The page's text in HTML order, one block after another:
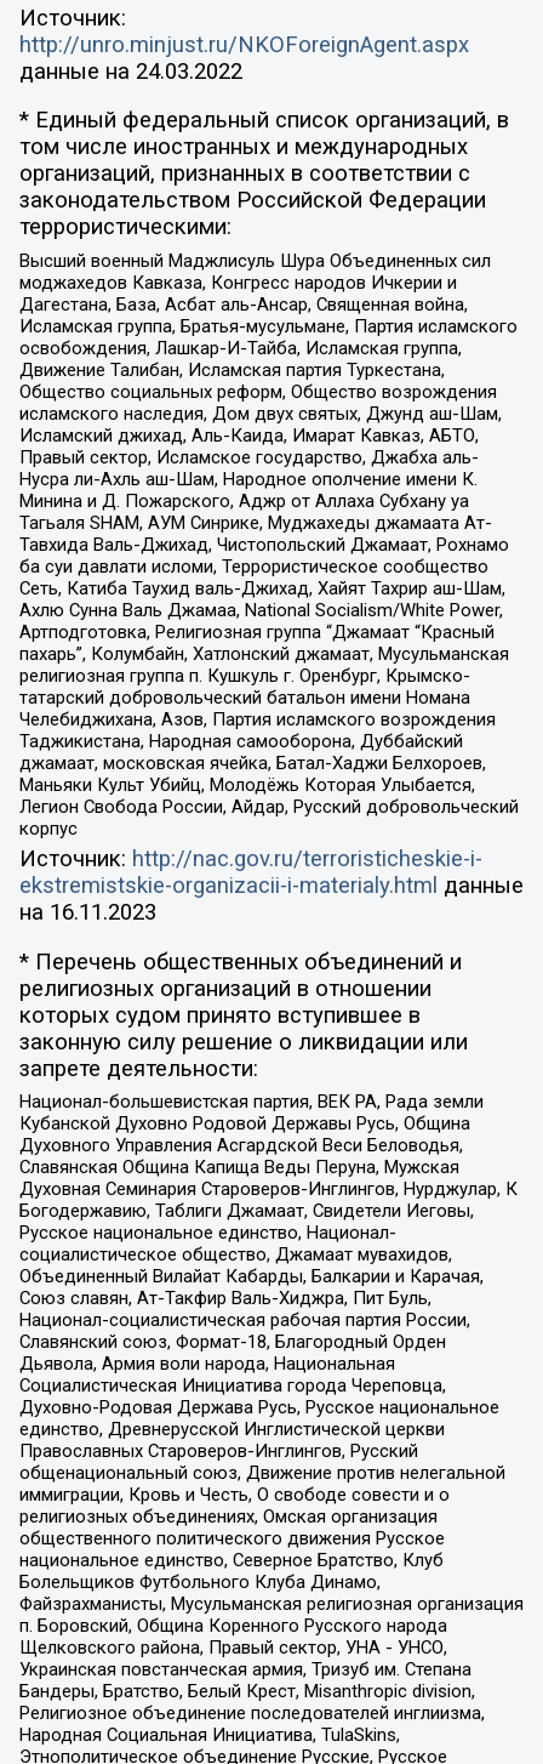
Источник:
http://unro.minjust.ru/NKOForeignAgent.aspx
данные на 24.03.2022
* Единый федеральный список организаций, в
том числе иностранных и международных
организаций, признанных в соответствии с
законодательством Российской Федерации
террористическими:
Высший военный Маджлисуль Шура Объединенных сил
моджахедов Кавказа, Конгресс народов Ичкерии и
Дагестана, База, Асбат аль-Ансар, Священная война,
Исламская группа, Братья-мусульмане, Партия исламского
освобождения, Лашкар-И-Тайба, Исламская группа,
Движение Талибан, Исламская партия Туркестана,
Общество социальных реформ, Общество возрождения
исламского наследия, Дом двух святых, Джунд аш-Шам,
Исламский джихад, Аль-Каида, Имарат Кавказ, АБТО,
Правый сектор, Исламское государство, Джабха аль-
Нусра ли-Ахль аш-Шам, Народное ополчение имени К.
Минина и Д. Пожарского, Аджр от Аллаха Субхану уа
Тагьаля SHAM, АУМ Синрике, Муджахеды джамаата Ат-
Тавхида Валь-Джихад, Чистопольский Джамаат, Рохнамо
ба суи давлати исломи, Террористическое сообщество
Сеть, Катиба Таухид валь-Джихад, Хайят Тахрир аш-Шам,
Ахлю Сунна Валь Джамаа, National Socialism/White Power,
Артподготовка, Религиозная группа “Джамаат “Красный
пахарь”, Колумбайн, Хатлонский джамаат, Мусульманская
религиозная группа п. Кушкуль г. Оренбург, Крымско-
татарский добровольческий батальон имени Номана
Челебиджихана, Азов, Партия исламского возрождения
Таджикистана, Народная самооборона, Дуббайский
джамаат, московская ячейка, Батал-Хаджи Белхороев,
Маньяки Культ Убийц, Молодёжь Которая Улыбается,
Легион Свобода России, Айдар, Русский добровольческий
корпус
Источник: http://nac.gov.ru/terroristicheskie-i-
ekstremistskie-organizacii-i-materialy.html данные
на 16.11.2023
* Перечень общественных объединений и
религиозных организаций в отношении
которых судом принято вступившее в
законную силу решение о ликвидации или
запрете деятельности:
Национал-большевистская партия, ВЕК РА, Рада земли
Кубанской Духовно Родовой Державы Русь, Община
Духовного Управления Асгардской Веси Беловодья,
Славянская Община Капища Веды Перуна, Мужская
Духовная Семинария Староверов-Инглингов, Нурджулар, К
Богодержавию, Таблиги Джамаат, Свидетели Иеговы,
Русское национальное единство, Национал-
социалистическое общество, Джамаат мувахидов,
Объединенный Вилайат Кабарды, Балкарии и Карачая,
Союз славян, Ат-Такфир Валь-Хиджра, Пит Буль,
Национал-социалистическая рабочая партия России,
Славянский союз, Формат-18, Благородный Орден
Дьявола, Армия воли народа, Национальная
Социалистическая Инициатива города Череповца,
Духовно-Родовая Держава Русь, Русское национальное
единство, Древнерусской Инглистической церкви
Православных Староверов-Инглингов, Русский
общенациональный союз, Движение против нелегальной
иммиграции, Кровь и Честь, О свободе совести и о
религиозных объединениях, Омская организация
общественного политического движения Русское
национальное единство, Северное Братство, Клуб
Болельщиков Футбольного Клуба Динамо,
Файзрахманисты, Мусульманская религиозная организация
п. Боровский, Община Коренного Русского народа
Щелковского района, Правый сектор, УНА - УНСО,
Украинская повстанческая армия, Тризуб им. Степана
Бандеры, Братство, Белый Крест, Misanthropic division,
Религиозное объединение последователей инглиизма,
Народная Социальная Инициатива, TulaSkins,
Этнополитическое объединение Русские, Русское